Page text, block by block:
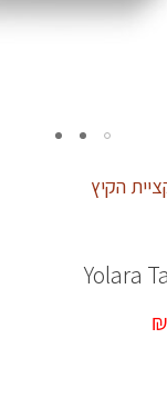
Yolara
₪